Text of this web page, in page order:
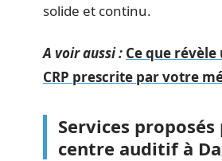
solide et continu.
A voir aussi : Ce que révèle
CRP prescrite par votre
Services proposés
centre auditif à